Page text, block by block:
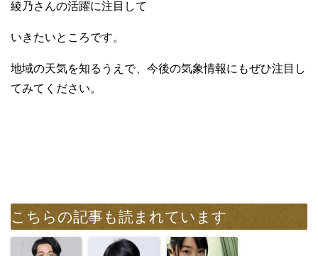
綾乃さんの活躍に注目して
いきたいところです。
地域の天気を知るうえで、今後の気象情報にもぜひ注目し
てみてください。
こちらの記事も読まれています